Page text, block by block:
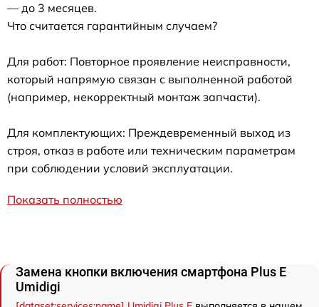
— до 3 месяцев.
Что считается гарантийным случаем?
Для работ: Повторное проявление неисправности,
который напрямую связан с выполненной работой
(например, некорректный монтаж запчасти).
Для комплектующих: Преждевременный выход из
строя, отказ в работе или техническим параметрам
при соблюдении условий эксплуатации.
Показать полностью
Замена кнопки включения смартфона Plus E
Umidigi